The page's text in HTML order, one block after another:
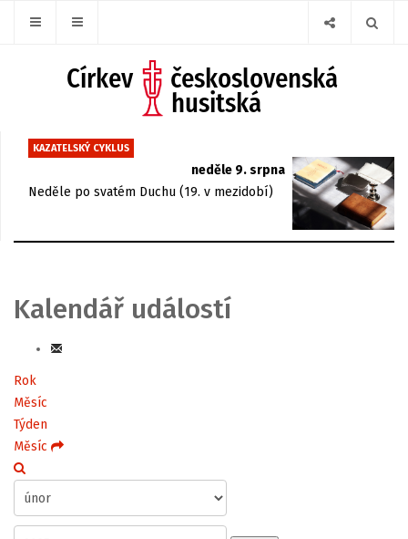
KAZATELSKÝ CYKLUS
neděle 9. srpna
Neděle po svatém Duchu (19. v mezidobí)
Kalendář událostí
Rok
Měsíc
Týden
Měsíc